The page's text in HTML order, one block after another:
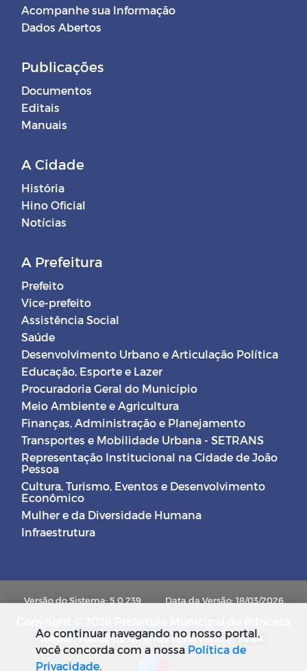
Acompanhe sua Informação
Dados Abertos
Publicações
Documentos
Editais
Manuais
A Cidade
História
Hino Oficial
Notícias
A Prefeitura
Prefeito
Vice-prefeito
Assistência Social
Saúde
Desenvolvimento Urbano e Articulação Política
Educação, Esporte e Lazer
Procuradoria Geral do Município
Meio Ambiente e Agricultura
Finanças, Administração e Planejamento
Transportes e Mobilidade Urbana - SETRANS
Representação Institucional na Cidade de João
Pessoa
Cultura, Turismo, Eventos e Desenvolvimento
Econômico
Mulher e da Diversidade Humana
Infraestrutura
Versão do Sistema: 5.0.239 Data da Versão: 18/03/2026
Isabel. Todos os direitos reservados. SUBIR
Ao continuar navegando no nosso portal,
você concorda com a nossa Política de
Privacidade.